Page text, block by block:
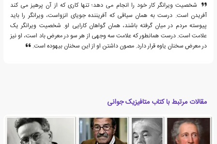
شخصیت ویرانگر کار خود را انجام می دهد؛ تنها کاری که از آن پرهیز می کند
آفریدن است. درست به همان سیاقی که آفریننده جویای انزواست، ویرانگر را باید
پیوسته مردم در میان گرفته باشند، همان گواهان کارایی او. شخصیت ویرانگر یک
علامت است. درست همانطور که علامت سه وجهی از هر سو در معرض باد است، او نیز
در معرض سخنان یاوه قرار دارد. مصون داشتن او از این سخنان بیهوده است.
مقالات مرتبط با کتاب متافیزیک جوانی